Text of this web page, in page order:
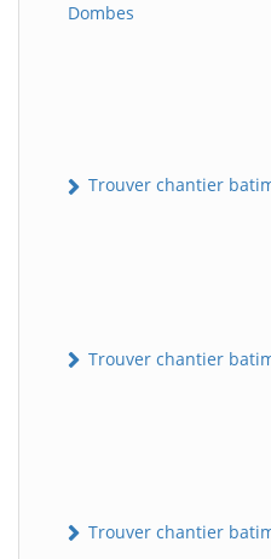
Dombes
Trouver chantier
Trouver chantier
Trouver chantier